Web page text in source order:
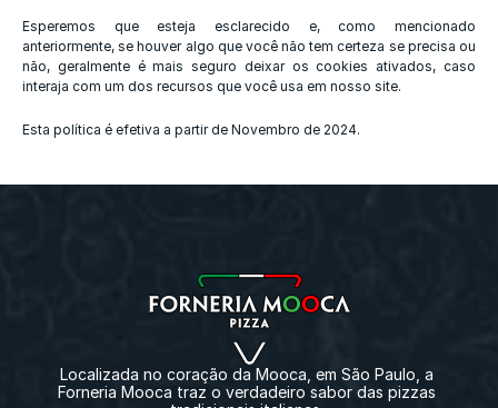
Esperemos que esteja esclarecido e, como mencionado
anteriormente, se houver algo que você não tem certeza se precisa ou
não, geralmente é mais seguro deixar os cookies ativados, caso
interaja com um dos recursos que você usa em nosso site.
Esta política é efetiva a partir de Novembro de 2024.
Localizada no coração da Mooca, em São Paulo, a
Forneria Mooca traz o verdadeiro sabor das pizzas